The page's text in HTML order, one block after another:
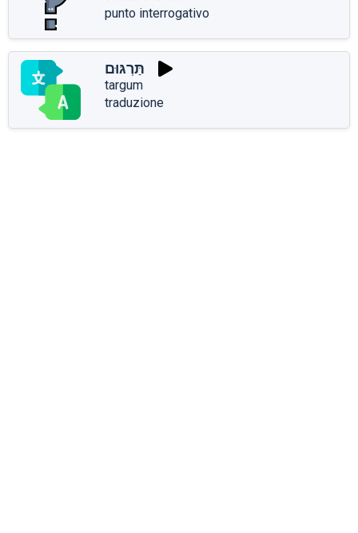
punto interrogativo
תַּרְגּוּם
targum
traduzione